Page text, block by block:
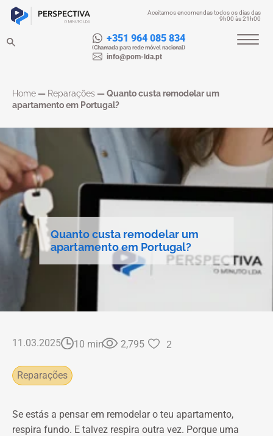
Aceitamos encomendas todos os dias das
9h00 às 21h00
+351 964 085 834
info@pom-lda.pt
(Chamada para rede móvel nacional)
Home— Reparações—Quanto custa remodelar um
apartamento em Portugal?
Quanto custa remodelar um
apartamento em Portugal?
11.03.2025 10 min 2,795 2
Reparações
Se estás a pensar em remodelar o teu apartamento,
respira fundo. E talvez respira outra vez. Porque uma